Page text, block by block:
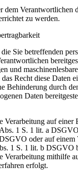
dem Verantwortlichen
zu werden.
Sie betreffenden
und
Recht diese Daten
Behinderung durch
Daten
Verarbeitung auf
1 S. 1 lit. a
oder auf einem
1 S. 1 lit. b DSGVO
Verarbeitung mithilfe
erfolgt.